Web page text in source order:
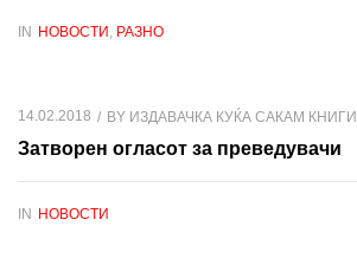
IN НОВОСТИ, РАЗНО
14.02.2018 BY ИЗДАВАЧКА КУЌА САКАМ КНИГИ
Затворен огласот за преведувачи
IN НОВОСТИ